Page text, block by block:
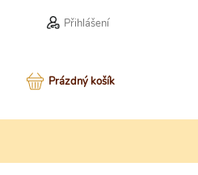
Přihlášení
NÁKUPNÍ
Prázdný košík